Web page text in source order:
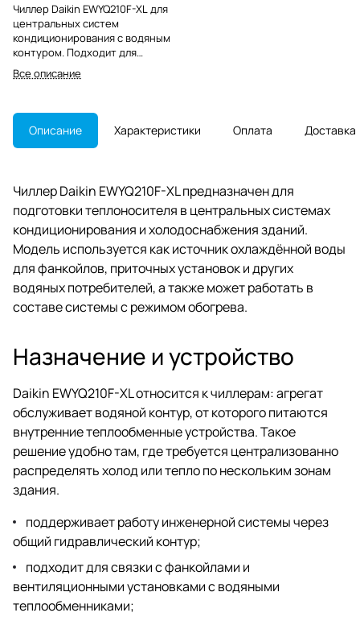
Чиллер Daikin EWYQ210F-XL для
центральных систем
кондиционирования с водяным
контуром. Подходит для
фанкойлов, приточных
установок и проектов замены
оборудования.
Все описание
Описание Характеристики Оплата Доставка
Чиллер Daikin EWYQ210F-XL предназначен для
подготовки теплоносителя в центральных системах
кондиционирования и холодоснабжения зданий.
Модель используется как источник охлаждённой воды
для фанкойлов, приточных установок и других
водяных потребителей, а также может работать в
составе системы с режимом обогрева.
Назначение и устройство
Daikin EWYQ210F-XL относится к чиллерам: агрегат
обслуживает водяной контур, от которого питаются
внутренние теплообменные устройства. Такое
решение удобно там, где требуется централизованно
распределять холод или тепло по нескольким зонам
здания.
поддерживает работу инженерной системы через
общий гидравлический контур;
подходит для связки с фанкойлами и
вентиляционными установками с водяными
теплообменниками;